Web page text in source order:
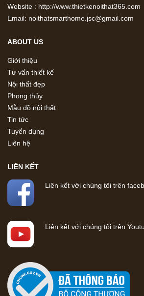
Website : http://www.thietkenoithat365.com
Email: noithatsmarthome.jsc@gmail.com
ABOUT US
Giới thiệu
Tư vấn thiết kế
Nội thất đẹp
Phong thủy
Mẫu đồ nội thất
Tin tức
Tuyển dụng
Liên hệ
LIÊN KẾT
Liên kết với chúng tôi trên
Liên kết với chúng tôi trên